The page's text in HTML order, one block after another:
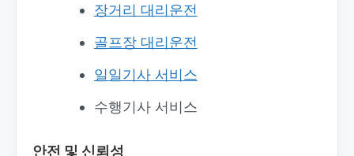
장거리 대리운전
골프장 대리운전
일일기사 서비스
수행기사 서비스
안전 및 신뢰성